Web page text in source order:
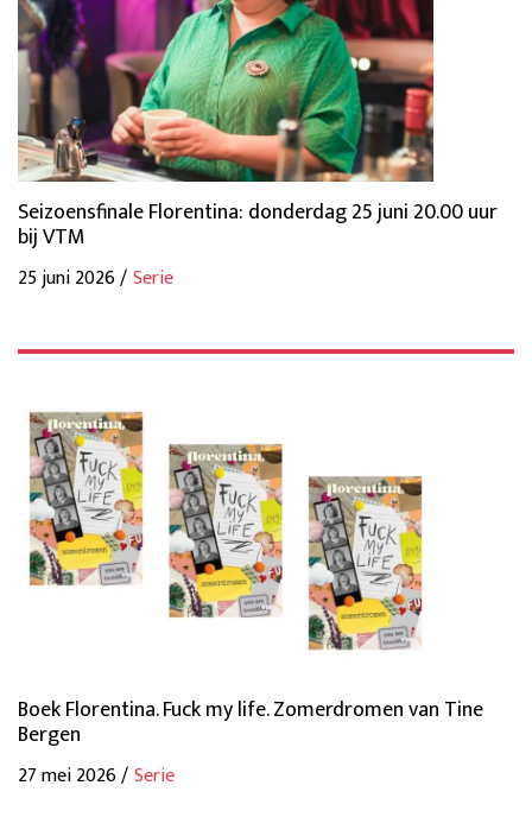
Seizoensfinale Florentina: donderdag 25 juni 20.00 uur
bij VTM
25 juni 2026 /Serie
Boek Florentina. Fuck my life. Zomerdromen van Tine
Bergen
27 mei 2026 /Serie